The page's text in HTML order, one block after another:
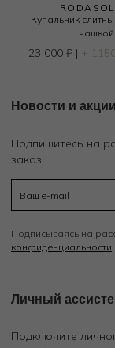
Купальник
чашкой
23 000 ₽| +
Новости и акции
Подпишитесь на
заказ
Подписываясь на
конфиденциальности
Личный
Подключите